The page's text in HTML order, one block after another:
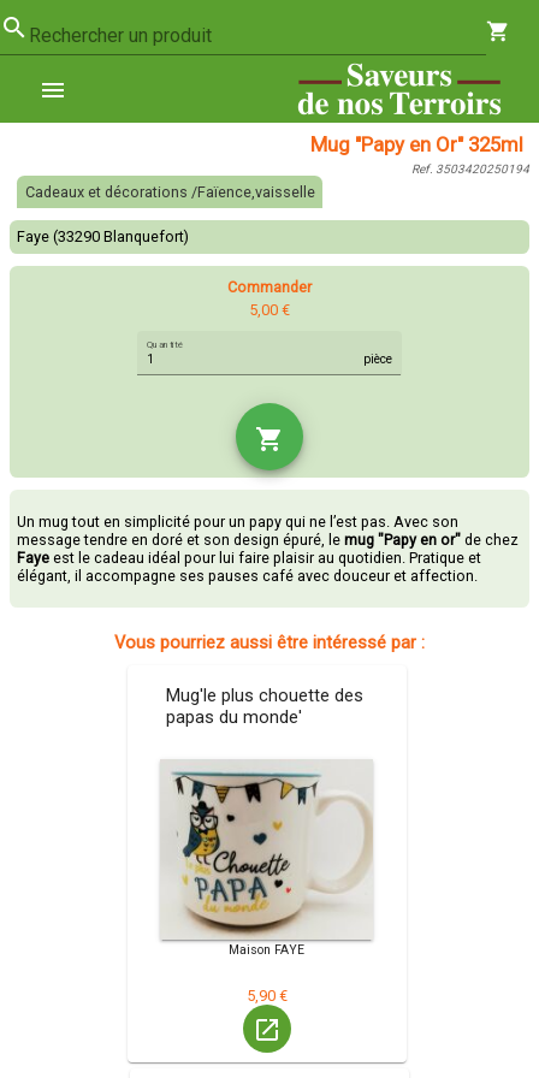
search Rechercher un produit shopping_cart
menu
Mug "Papy en Or" 325ml
Ref. 3503420250194
Cadeaux et décorations /Faïence,vaisselle
Faye (33290 Blanquefort)
Commander
5,00 €
Quantité
pièce
shopping_cart
Un mug tout en simplicité pour un papy qui ne l’est pas. Avec son
message tendre en doré et son design épuré, lemug "Papy en or" de chez
Faye est le cadeau idéal pour lui faire plaisir au quotidien. Pratique et
élégant, il accompagne ses pauses café avec douceur et affection.
Vous pourriez aussi être intéressé par :
Mug'le plus chouette des
papas du monde'
Maison FAYE
5,90 €
launch